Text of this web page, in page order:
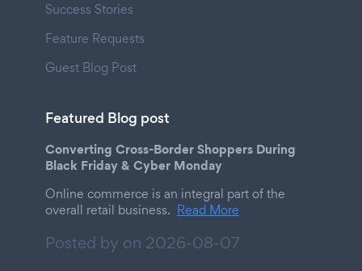
Success Stories
Feature Requests
Guest Blog Post
Featured Blog post
Converting Cross-Border Shoppers During
Black Friday & Cyber Monday
Online commerce is an integral part of the
overall retail business. Read More
Posted by on 2026-08-07